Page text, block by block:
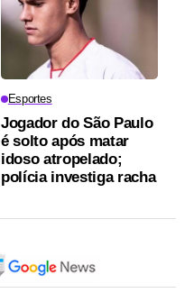
Esportes
Jogador do São Paulo
é solto após matar
idoso atropelado;
polícia investiga racha